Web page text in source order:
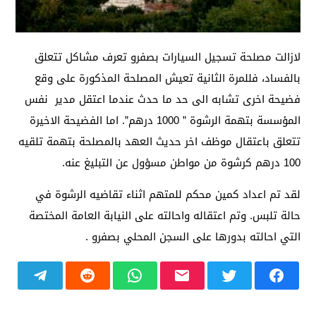
لازالت مصلحة تسجيل السيارات بصفرو تعرف مشاكل تتعلق
بالفساد، فللمرة الثانية تعيش المصلحة المذكورة على وقع
فضيحة اخرى تشابه الى حد ما حدث عندما اعتقل مدير نفس
المؤسسة بتهمة الرشوة ” 1000 درهم”. اما الفضيحة الاخيرة
تتعلق باعتقال موظف اخر حديث العهد بالمصلحة بتهمة تلقيه
100 درهم كرشوة من مواطن مسؤول عن التبليغ عنه.
لقد تم اعداد كمين محكم للمتهم اثناء تقاضيه الرشوة في
حالة تلبس. وتم اعتقاله واحالته على النيابة العامة المختصة
التي احالته بدورها على السجن المحلي بصفرو .